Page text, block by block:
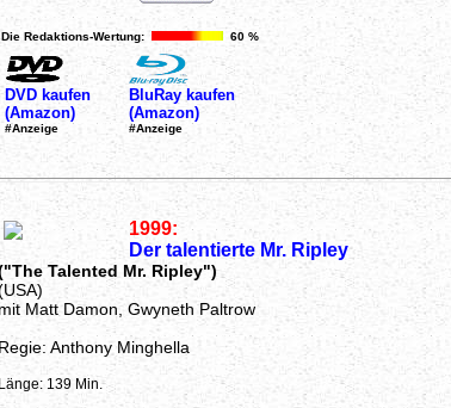
Die Redaktions-Wertung: 60 %
DVD kaufen
(Amazon)
#Anzeige
BluRay kaufen
(Amazon)
#Anzeige
1999:
Der talentierte Mr. Ripley
Talented Mr. Ripley")
Matt Damon, Gwyneth Paltrow
Regie: Anthony Minghella
Länge: 139 Min.